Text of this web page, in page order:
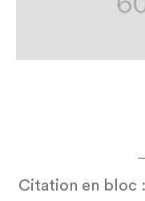
Citation en bloc